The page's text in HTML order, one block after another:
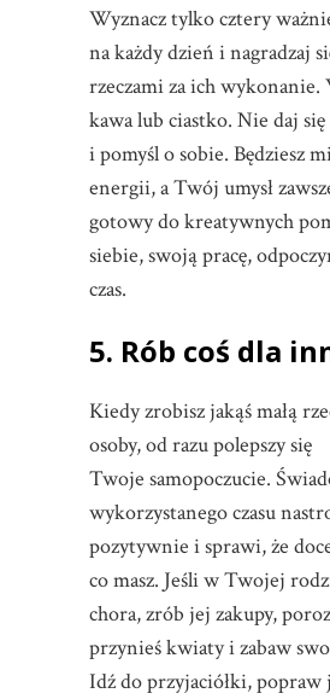
Wyznacz tylko cztery
na każdy dzień i nagradzaj
rzeczami za ich wykonanie.
kawa lub ciastko. Nie daj
i pomyśl o sobie. Będziesz
energii, a Twój umysł
gotowy do kreatywnych
siebie, swoją pracę,
czas.
5. Rób coś dla
Kiedy zrobisz jakąś małą
osoby, od razu polepszy się
Twoje samopoczucie.
wykorzystanego czasu
pozytywnie i sprawi, że
co masz. Jeśli w Twojej
chora, zrób jej zakupy,
przynieś kwiaty i zabaw
Idź do przyjaciółki,